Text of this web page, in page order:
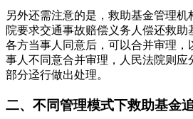
另外还需注意的是，救助基金管理
院要求交通事故赔偿义务人偿还救
各方当事人同意后，可以合并审理，
事人不同意合并审理，人民法院则应
部分迳行做出处理。
二、不同管理模式下救助基金